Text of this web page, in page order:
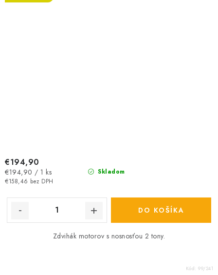
Skladom
€158,46 bez DPH
€194,90
Jednotková
cena:
€194,90 / 1 ks
DO KOŠÍKA
Zdvihák motorov s nosnosťou 2 tony.
Kód: 99/241